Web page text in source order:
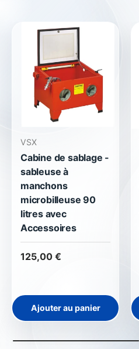
VSX
Cabine de sablage -
sableuse à
manchons
microbilleuse 90
litres avec
Accessoires
125,00 €
Ajouter au panier